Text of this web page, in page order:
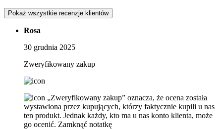
Pokaż wszystkie recenzje klientów
Rosa
30 grudnia 2025
Zweryfikowany zakup
„Zweryfikowany zakup” oznacza, że ​​ocena została
wystawiona przez kupujących, którzy faktycznie kupili u nas
ten produkt. Jednak każdy, kto ma u nas konto klienta, może
go ocenić. Zamknąć notatkę